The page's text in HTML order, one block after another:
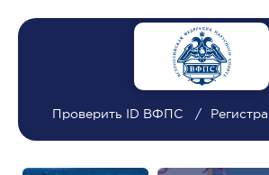
Проверить ID ВФПС